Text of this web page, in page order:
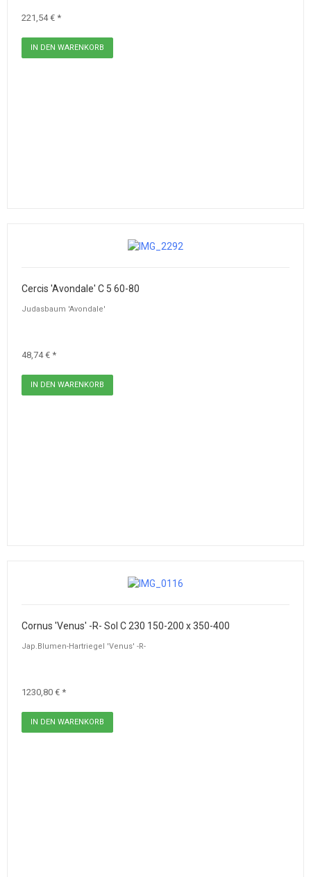
221,54 € *
Cercis 'Avondale' C 5 60-80
Judasbaum 'Avondale'
48,74 € *
Cornus 'Venus' -R- Sol C 230 150-200 x 350-400
Jap.Blumen-Hartriegel 'Venus' -R-
1230,80 € *